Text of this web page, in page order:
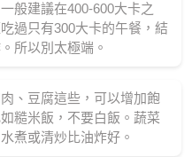
般建議在400-600大卡之
過只有300大卡的午餐，結
所以別太極端。
、豆腐這些，可以增加飽
糙米飯，不要白飯。蔬菜
煮或清炒比油炸好。